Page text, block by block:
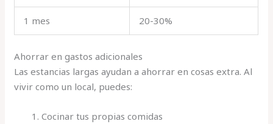
1 mes 20-30%
Ahorrar en gastos adicionales
Las estancias largas ayudan a ahorrar en cosas extra. Al
vivir como un local, puedes:
Cocinar tus propias comidas